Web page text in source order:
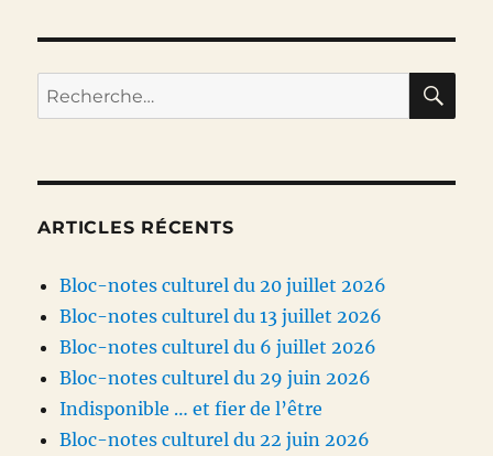
Recherche
pour :
ARTICLES RÉCENTS
Bloc-notes culturel du 20 juillet 2026
Bloc-notes culturel du 13 juillet 2026
Bloc-notes culturel du 6 juillet 2026
Bloc-notes culturel du 29 juin 2026
Indisponible … et fier de l’être
Bloc-notes culturel du 22 juin 2026